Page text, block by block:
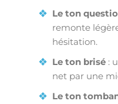
Le ton
remonte
hésitation.
Le ton brisé :
net par une
Le ton